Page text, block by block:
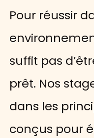
Pour réussir
suffit pas
prêt. Nos
dans les
conçus pour